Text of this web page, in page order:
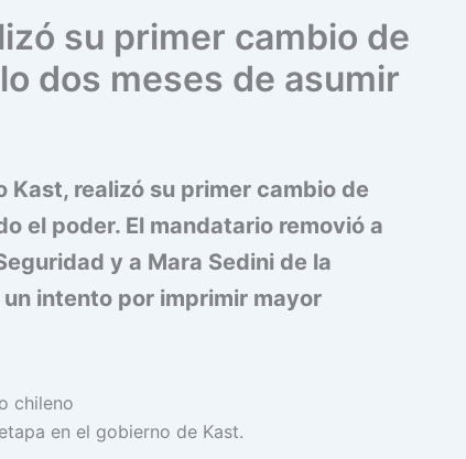
su primer cambio de
dos meses de asumir
Kast, realizó su primer cambio de
el poder. El mandatario removió a
y a Mara Sedini de la
intento por imprimir mayor
en el gobierno de Kast.